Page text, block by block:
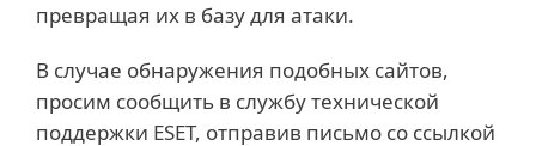
превращая их в базу для атаки.
В случае обнаружения подобных сайтов,
просим сообщить в службу технической
поддержки ESET, отправив письмо со ссылкой